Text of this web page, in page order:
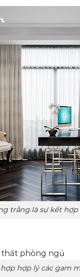
là sự kết hợp
lý các gam